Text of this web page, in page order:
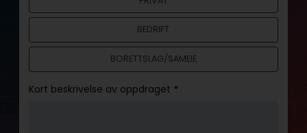
BEDRIFT
BORETTSLAG/SAMEIE
Kort beskrivelse av oppdraget *